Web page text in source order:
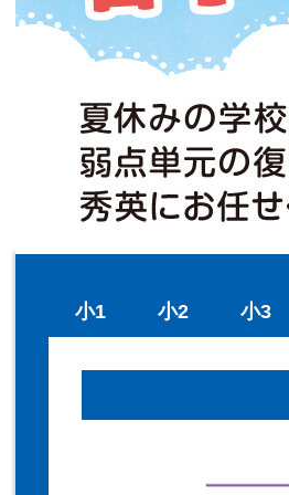
小1 小2 小3